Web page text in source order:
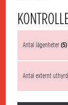
Antal lägenheter(5)
Antal externt